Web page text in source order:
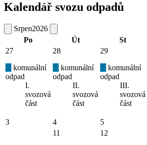
Kalendář svozu odpadů
Srpen2026
Po
Út St
27
komunální
odpad
I.
svozová
část
28
komunální
odpad
II.
svozová
část
29
komunální
odpad
III.
svozová
část
3 4 5
11
12